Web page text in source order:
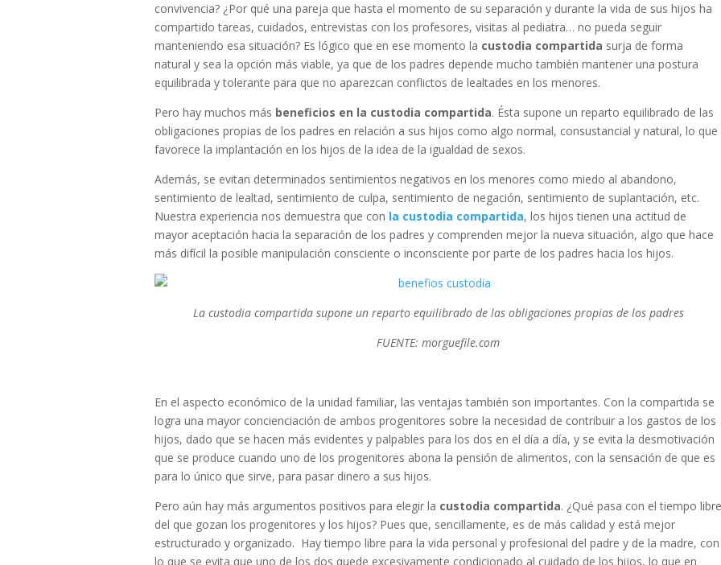
convivencia? ¿Por qué una pareja que hasta el momento de su separación y durante la vida de sus hijos ha
compartido tareas, cuidados, entrevistas con los profesores, visitas al pediatra… no pueda seguir
manteniendo esa situación? Es lógico que en ese momento la custodia compartida surja de forma
natural y sea la opción más viable, ya que de los padres depende mucho también mantener una postura
equilibrada y tolerante para que no aparezcan conflictos de lealtades en los menores.
Pero hay muchos más beneficios en la custodia compartida. Ésta supone un reparto equilibrado de las
obligaciones propias de los padres en relación a sus hijos como algo normal, consustancial y natural, lo que
favorece la implantación en los hijos de la idea de la igualdad de sexos.
Además, se evitan determinados sentimientos negativos en los menores como miedo al abandono,
sentimiento de lealtad, sentimiento de culpa, sentimiento de negación, sentimiento de suplantación, etc.
Nuestra experiencia nos demuestra que con la custodia compartida, los hijos tienen una actitud de
mayor aceptación hacia la separación de los padres y comprenden mejor la nueva situación, algo que hace
más difícil la posible manipulación consciente o inconsciente por parte de los padres hacia los hijos.
La custodia compartida supone un reparto equilibrado de las obligaciones propias de los padres
FUENTE: morguefile.com
En el aspecto económico de la unidad familiar, las ventajas también son importantes. Con la compartida se
logra una mayor concienciación de ambos progenitores sobre la necesidad de contribuir a los gastos de los
hijos, dado que se hacen más evidentes y palpables para los dos en el día a día, y se evita la desmotivación
que se produce cuando uno de los progenitores abona la pensión de alimentos, con la sensación de que es
para lo único que sirve, para pasar dinero a sus hijos.
Pero aún hay más argumentos positivos para elegir la custodia compartida. ¿Qué pasa con el tiempo libre
del que gozan los progenitores y los hijos? Pues que, sencillamente, es de más calidad y está mejor
estructurado y organizado. Hay tiempo libre para la vida personal y profesional del padre y de la madre, con
lo que se evita que uno de los dos quede excesivamente condicionado al cuidado de los hijos, lo que en